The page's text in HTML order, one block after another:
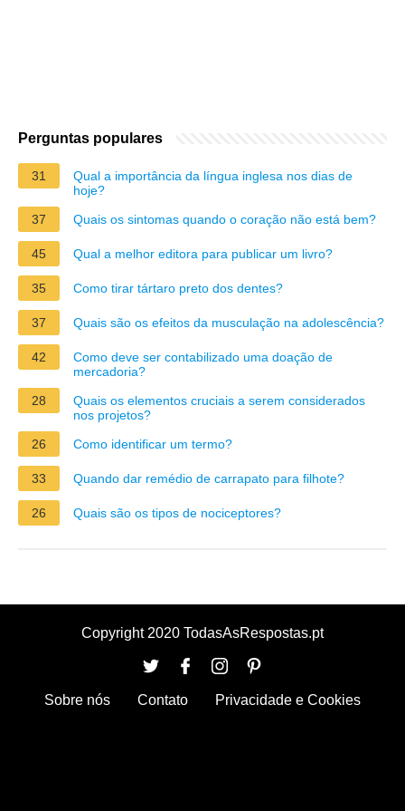
Perguntas populares
31
Qual a importância da língua inglesa nos dias de
hoje?
37
Quais os sintomas quando o coração não está bem?
45 Qual a melhor editora para publicar um livro?
35 Como tirar tártaro preto dos dentes?
37 Quais são os efeitos da musculação na adolescência?
42
Como deve ser contabilizado uma doação de
mercadoria?
28
Quais os elementos cruciais a serem considerados
nos projetos?
26
Como identificar um termo?
33 Quando dar remédio de carrapato para filhote?
26 Quais são os tipos de nociceptores?
Copyright 2020 TodasAsRespostas.pt
Sobre nós Contato Privacidade e Cookies